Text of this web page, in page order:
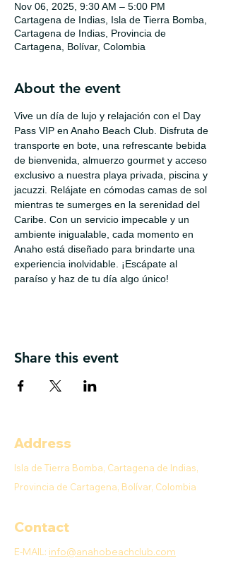
Nov 06, 2025, 9:30 AM – 5:00 PM
Cartagena de Indias, Isla de Tierra Bomba,
Cartagena de Indias, Provincia de
Cartagena, Bolívar, Colombia
About the event
Vive un día de lujo y relajación con el Day
Pass VIP en Anaho Beach Club. Disfruta de
transporte en bote, una refrescante bebida
de bienvenida, almuerzo gourmet y acceso
exclusivo a nuestra playa privada, piscina y
jacuzzi. Relájate en cómodas camas de sol
mientras te sumerges en la serenidad del
Caribe. Con un servicio impecable y un
ambiente inigualable, cada momento en
Anaho está diseñado para brindarte una
experiencia inolvidable. ¡Escápate al
paraíso y haz de tu día algo único!
Share this event
Address
Isla de Tierra Bomba, Cartagena de Indias,
Provincia de Cartagena, Bolívar, Colombia
Contact
E-MAIL: info@anahobeachclub.com